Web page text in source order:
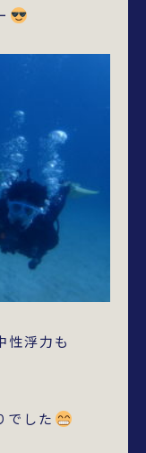
性浮力も
でした